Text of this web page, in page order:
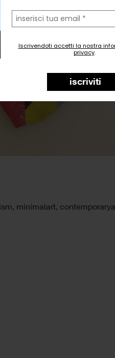
la
tua
email
Iscrivendoti accetti la nostra
privacy.
iscriviti
, minimalart,